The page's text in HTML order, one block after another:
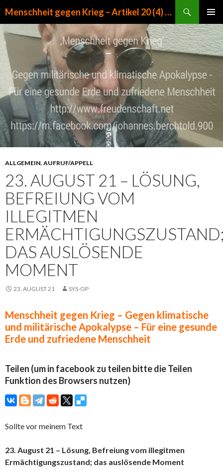
Menschheit gegen Krieg – Artikel 20 (4) GG
MENÜ
ALLGEMEIN, AUFRUF/APPELL
23. AUGUST 21 – LÖSUNG,
BEFREIUNG VOM
ILLEGITMEN
DAS AUSLÖSENDE
MOMENT
23. AUGUST 21 SYS-OP
Menschheit gegen Krieg – Gegen klimatische
und militärische Apokalypse – Für eine gesunde
Erde und zufriedene Menschheit
Teilen (um in facebook zu teilen bitte die Teilen
Funktion des Browsers nutzen)
Sollte vor meinem Text
23. August 21 – Lösung, Befreiung vom illegitmen
Ermächtigungszustand; das auslösende Moment